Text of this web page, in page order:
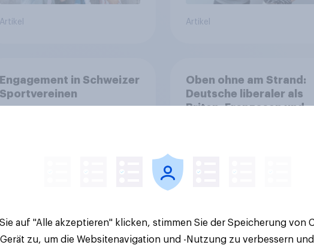
Artikel Artikel
Engagement in Schweizer
Sportvereinen
Artikel
Oben ohne am Strand:
Deutsche liberaler als
Briten, Franzosen und
Artikel
auf "Alle akzeptieren" klicken, stimmen Sie der Speicherung von
Gerät zu, um die Websitenavigation und -Nutzung zu verbessern